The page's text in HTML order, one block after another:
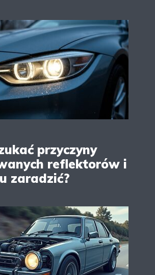
przyczyny
reflektorów i
zaradzić?